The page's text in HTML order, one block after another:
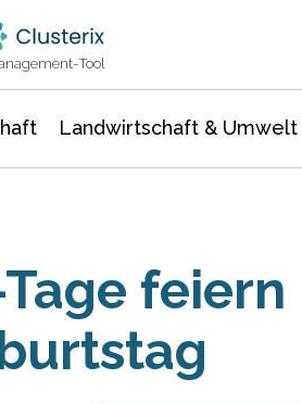
Tool
Landwirtschaft & Umwelt
feiern